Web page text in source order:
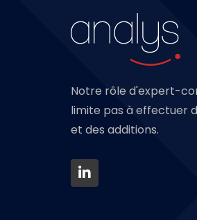
Notre rôle d'expert-
limite pas à effectuer
et des additions.